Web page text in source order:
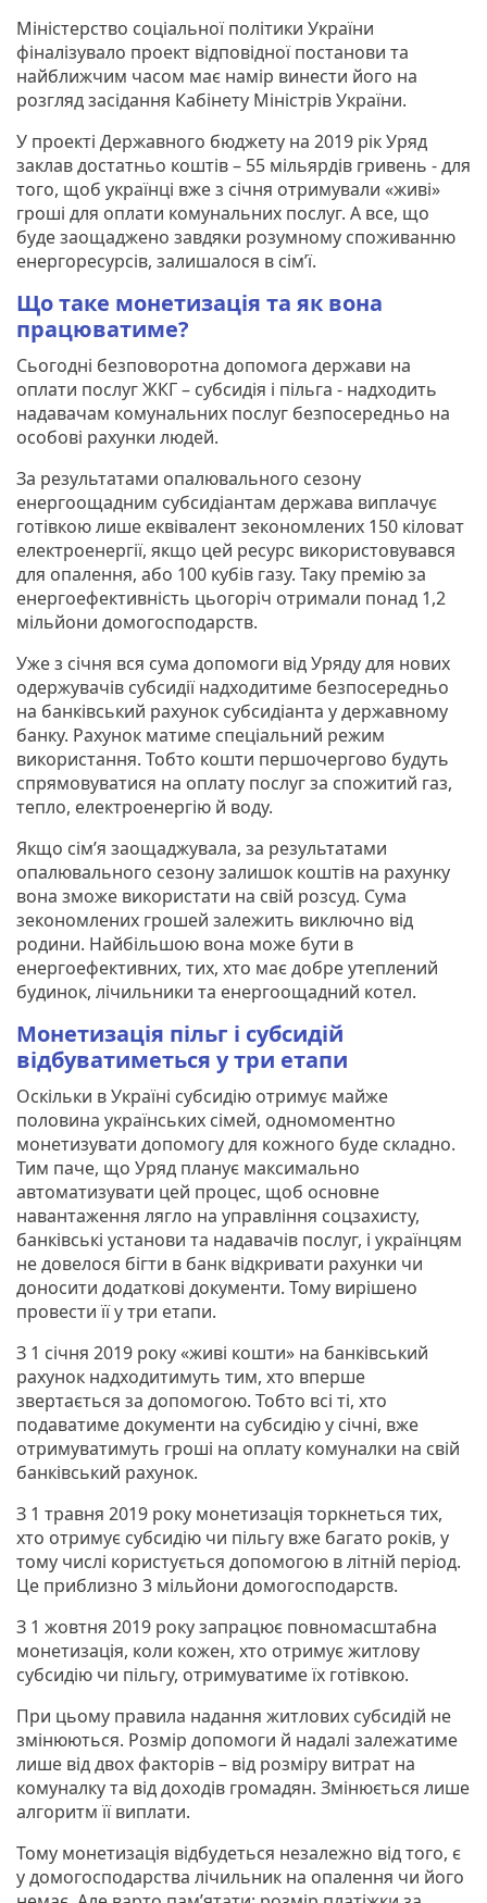
Міністерство соціальної політики України
фіналізувало проект відповідної постанови та
найближчим часом має намір винести його на
розгляд засідання Кабінету Міністрів України.
У проекті Державного бюджету на 2019 рік Уряд
заклав достатньо коштів – 55 мільярдів гривень - для
того, щоб українці вже з січня отримували «живі»
гроші для оплати комунальних послуг. А все, що
буде заощаджено завдяки розумному споживанню
енергоресурсів, залишалося в сім’ї.
Що таке монетизація та як вона
працюватиме?
Сьогодні безповоротна допомога держави на
оплати послуг ЖКГ – субсидія і пільга - надходить
надавачам комунальних послуг безпосередньо на
особові рахунки людей.
За результатами опалювального сезону
енергоощадним субсидіантам держава виплачує
готівкою лише еквівалент зекономлених 150 кіловат
електроенергії, якщо цей ресурс використовувався
для опалення, або 100 кубів газу. Таку премію за
енергоефективність цьогоріч отримали понад 1,2
мільйони домогосподарств.
Уже з січня вся сума допомоги від Уряду для нових
одержувачів субсидії надходитиме безпосередньо
на банківський рахунок субсидіанта у державному
банку. Рахунок матиме спеціальний режим
використання. Тобто кошти першочергово будуть
спрямовуватися на оплату послуг за спожитий газ,
тепло, електроенергію й воду.
Якщо сім’я заощаджувала, за результатами
опалювального сезону залишок коштів на рахунку
вона зможе використати на свій розсуд. Сума
зекономлених грошей залежить виключно від
родини. Найбільшою вона може бути в
енергоефективних, тих, хто має добре утеплений
будинок, лічильники та енергоощадний котел.
Монетизація пільг і субсидій
відбуватиметься у три етапи
Оскільки в Україні субсидію отримує майже
половина українських сімей, одномоментно
монетизувати допомогу для кожного буде складно.
Тим паче, що Уряд планує максимально
автоматизувати цей процес, щоб основне
навантаження лягло на управління соцзахисту,
банківські установи та надавачів послуг, і українцям
не довелося бігти в банк відкривати рахунки чи
доносити додаткові документи. Тому вирішено
провести її у три етапи.
З 1 січня 2019 року «живі кошти» на банківський
рахунок надходитимуть тим, хто вперше
звертається за допомогою. Тобто всі ті, хто
подаватиме документи на субсидію у січні, вже
отримуватимуть гроші на оплату комуналки на свій
банківський рахунок.
З 1 травня 2019 року монетизація торкнеться тих,
хто отримує субсидію чи пільгу вже багато років, у
тому числі користується допомогою в літній період.
Це приблизно 3 мільйони домогосподарств.
З 1 жовтня 2019 року запрацює повномасштабна
монетизація, коли кожен, хто отримує житлову
субсидію чи пільгу, отримуватиме їх готівкою.
При цьому правила надання житлових субсидій не
змінюються. Розмір допомоги й надалі залежатиме
лише від двох факторів – від розміру витрат на
комуналку та від доходів громадян. Змінюється лише
алгоритм її виплати.
Тому монетизація відбудеться незалежно від того, є
у домогосподарства лічильник на опалення чи його